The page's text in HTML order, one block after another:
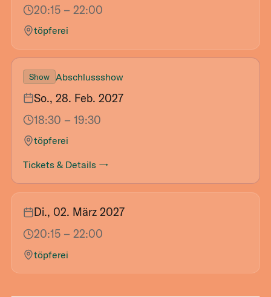
20:15 – 22:00
töpferei
Show Abschlussshow
So., 28. Feb. 2027
18:30 – 19:30
töpferei
Tickets & Details →
Di., 02. März 2027
20:15 – 22:00
töpferei